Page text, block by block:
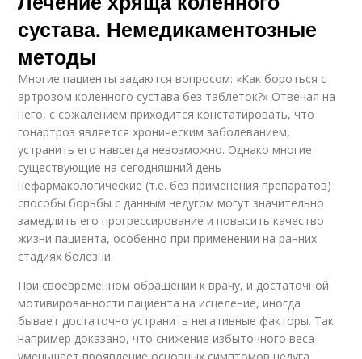
сустава. Немедикаментозные
методы
Многие пациенты задаются вопросом: «Как бороться с
артрозом коленного сустава без таблеток?» Отвечая на
него, с сожалением приходится констатировать, что
гонартроз является хроническим заболеванием,
устранить его навсегда невозможно. Однако многие
существующие на сегодняшний день
нефармакологические (т.е. без применения препаратов)
способы борьбы с данным недугом могут значительно
замедлить его прогрессирование и повысить качество
жизни пациента, особенно при применении на ранних
стадиях болезни.
При своевременном обращении к врачу, и достаточной
мотивированности пациента на исцеление, иногда
бывает достаточно устранить негативные факторы. Так
например доказано, что снижение избыточного веса